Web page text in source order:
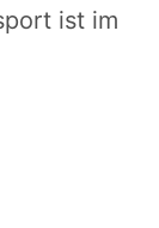
ist im